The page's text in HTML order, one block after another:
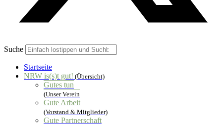
Suche
Startseite
NRW is(s)t gut! (Übersicht)
Gutes tun
(Unser Verein
Gute Arbeit
(Vorstand & Mitglieder)
Gute Partnerschaft